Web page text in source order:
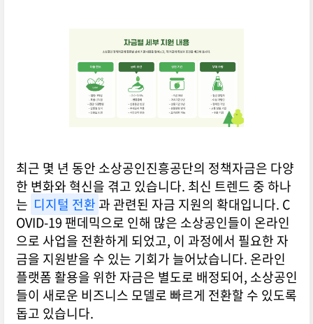
최근 몇 년 동안 소상공인진흥공단의 정책자금은 다양
한 변화와 혁신을 겪고 있습니다. 최신 트렌드 중 하나
는 디지털 전환과 관련된 자금 지원의 확대입니다. C
OVID-19 팬데믹으로 인해 많은 소상공인들이 온라인
으로 사업을 전환하게 되었고, 이 과정에서 필요한 자
금을 지원받을 수 있는 기회가 늘어났습니다. 온라인
플랫폼 활용을 위한 자금은 별도로 배정되어, 소상공인
들이 새로운 비즈니스 모델로 빠르게 전환할 수 있도록
돕고 있습니다.